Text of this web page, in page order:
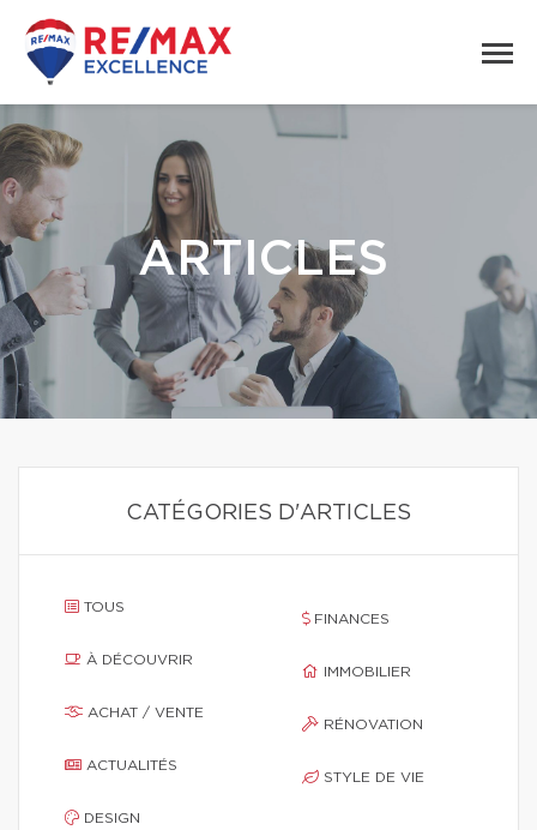
ARTICLES
CATÉGORIES D'ARTICLES
TOUS
À DÉCOUVRIR
ACHAT / VENTE
ACTUALITÉS
DESIGN
FINANCES
IMMOBILIER
RÉNOVATION
STYLE DE VIE